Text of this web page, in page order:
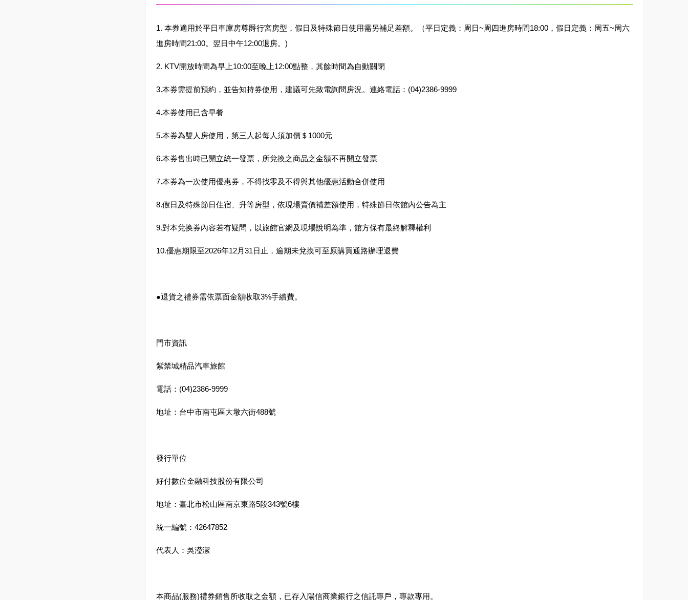
1. 本券適用於平日車庫房尊爵行宮房型，假日及特殊節日使用需另補足差額。（平日定義：周日~周四進房時間18:00，假日定義：周五~周六
進房時間21:00。翌日中午12:00退房。)
2. KTV開放時間為早上10:00至晚上12:00點整，其餘時間為自動關閉
3.本券需提前預約，並告知持券使用，建議可先致電詢問房況。連絡電話：(04)2386-9999
4.本券使用已含早餐
5.本券為雙人房使用，第三人起每人須加價＄1000元
6.本券售出時已開立統一發票，所兌換之商品之金額不再開立發票
7.本券為一次使用優惠券，不得找零及不得與其他優惠活動合併使用
8.假日及特殊節日住宿、升等房型，依現場賣價補差額使用，特殊節日依館內公告為主
9.對本兌换券內容若有疑問，以旅館官網及現場說明為準，館方保有最終解釋權利
10.優惠期限至2026年12月31日止，逾期未兌換可至原購買通路辦理退費
●退貨之禮券需依票面金額收取3%手續費。
門市資訊
紫禁城精品汽車旅館
電話：(04)2386-9999
地址：台中市南屯區大墩六街488號
發行單位
好付數位金融科技股份有限公司
地址：臺北市松山區南京東路5段343號6樓
統一編號：42647852
代表人：吳瀅潔
本商品(服務)禮券銷售所收取之金額，已存入陽信商業銀行之信託專戶，專款專用。